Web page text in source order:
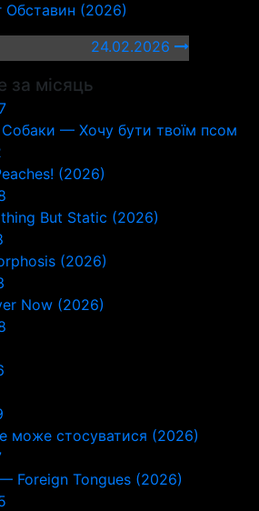
Обставин (2026)
24.02.2026
за місяць
— Хочу бути твоїм псом
(2026)
But Static (2026)
(2026)
Now (2026)
може стосуватися (2026)
Foreign Tongues (2026)